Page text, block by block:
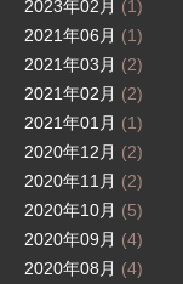
2023年02月 (1)
2021年06月 (1)
2021年03月 (2)
2021年02月 (2)
2021年01月 (1)
2020年12月 (2)
2020年11月 (2)
2020年10月 (5)
2020年09月 (4)
2020年08月 (4)